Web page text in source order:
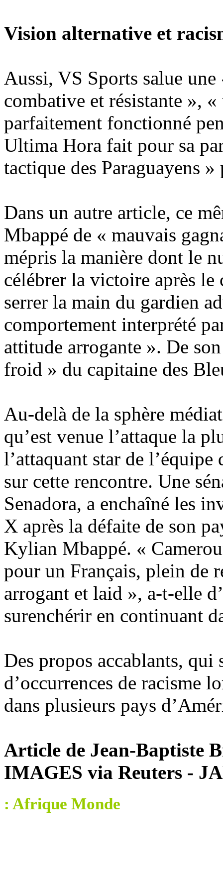
Vision alternative et
Aussi, VS Sports salue une
combative et résistante »,
parfaitement fonctionné
Ultima Hora fait pour sa
tactique des Paraguayens
Dans un autre article, ce
Mbappé de « mauvais
mépris la manière dont le
célébrer la victoire après
serrer la main du gardien
comportement interprété
attitude arrogante ». De
froid » du capitaine des
Au-delà de la sphère
qu’est venue l’attaque la
l’attaquant star de
sur cette rencontre. Une
Senadora, a enchaîné les
X après la défaite de son
Kylian Mbappé. «
pour un Français, plein de
arrogant et laid », a-t-elle
surenchérir en continuant
Des propos accablants, qui
d’occurrences de racisme
dans plusieurs pays
Article de Jean-Baptiste
IMAGES via Reuters -
: Afrique Monde